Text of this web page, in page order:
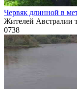
Червяк длинной в
Жителей Австралии
0738